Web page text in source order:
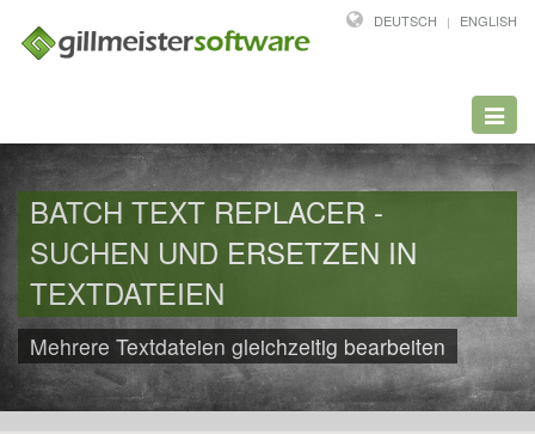
DEUTSCH ENGLISH
BATCH TEXT REPLACER -
SUCHEN UND ERSETZEN IN
TEXTDATEIEN
Mehrere Textdateien gleichzeitig bearbeiten